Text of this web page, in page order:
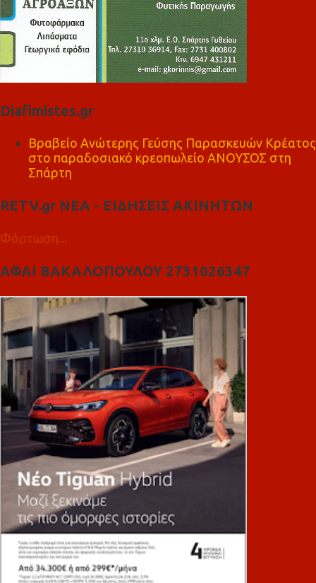
Diafimistes.gr
Βραβείο Ανώτερης Γεύσης Παρασκευών Κρέατος
στο παραδοσιακό κρεοπωλείο ΑΝΟΥΣΟΣ στη
Σπάρτη
RETV.gr ΝΕΑ - ΕΙΔΗΣΕΙΣ ΑΚΙΝΗΤΩΝ
Φόρτωση...
ΑΦΑΙ ΒΑΚΑΛΟΠΟΥΛΟΥ 2731026347